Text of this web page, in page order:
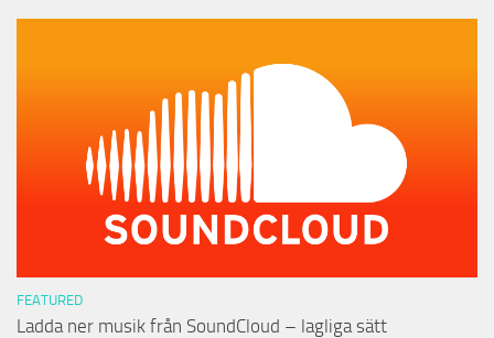
FEATURED
Ladda ner musik från SoundCloud – lagliga sätt